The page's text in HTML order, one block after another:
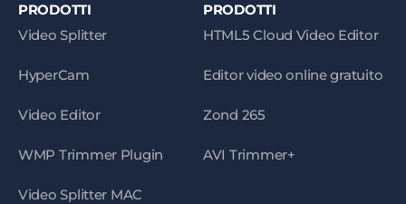
PRODOTTI
Video Splitter
HyperCam
Video Editor
WMP Trimmer Plugin
Video Splitter MAC
PRODOTTI
HTML5 Cloud Video Editor
Editor video online gratuito
Zond 265
AVI Trimmer+